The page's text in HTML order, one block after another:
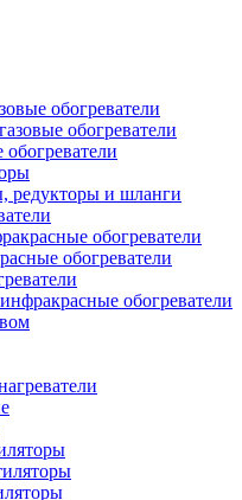
обогреватели
обогреватели
редукторы и шланги
обогреватели
обогреватели
обогреватели